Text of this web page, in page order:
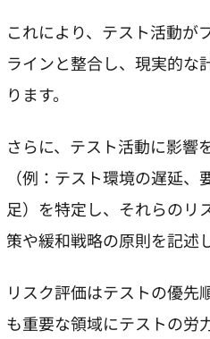
これにより、テスト活動が
ラインと整合し、現実的な
ります。
さらに、テスト活動に影響
（例：テスト環境の遅延
足）を特定し、それらのリ
策や緩和戦略の原則を記述
リスク評価はテストの優先
も重要な領域にテストの労